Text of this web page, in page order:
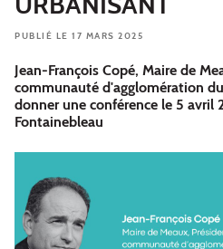
PUBLIÉ LE 17 MARS 2025
Jean-François Copé, Maire de
communauté d'agglomération
donner une conférence le 5 avril
Fontainebleau